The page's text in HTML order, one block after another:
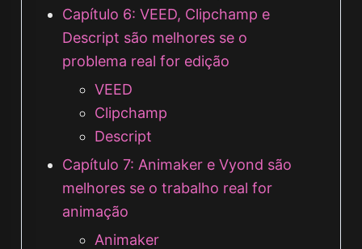
Capítulo 6: VEED, Clipchamp e
Descript são melhores se o
problema real for edição
VEED
Clipchamp
Descript
Capítulo 7: Animaker e Vyond são
melhores se o trabalho real for
animação
Animaker